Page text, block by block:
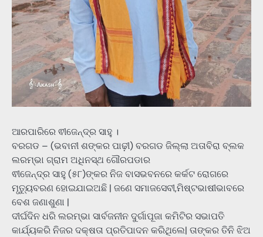
ଆରପାରିରେ ଵୀଜେନ୍ଦ୍ର ସାହୁ ।
ବରଗଡ – (ଭବାନୀ ଶଙ୍କର ପାଢ଼ୀ) ବରଗଡ ଜିଲ୍ଲା ଅତାବିରା ବ୍ଲକ
ଲରମ୍ଭା ଗ୍ରାମ ଅଧିନସ୍ଥ ଗୌରପଡାର
ଵୀଜେନ୍ଦ୍ର ସାହୁ (୫୮)ଙ୍କର ନିଜ ବାସଭବନରେ କର୍କଟ ରୋଗରେ
ମୃତ୍ୟୁବରଣ ହୋଇଯାଇଅଛି | ଜଣେ ସମାଜସେବୀ,ମିଷ୍ଟଭାଷୀଭାବରେ
ବେଶ ଜଣାଶୁଣା |
ଦୀର୍ଘଦିନ ଧରି ଲରମ୍ଭା ସାର୍ବଜନୀନ ଦୁର୍ଗାପୂଜା କମିଟିର ସଭାପତି
କାର୍ଯ୍ୟକରି ନିଜର ଦକ୍ଷତା ପ୍ରତିପାଦନ କରିଥିଲେ| ତାଙ୍କର ତିନି ଝିଅ